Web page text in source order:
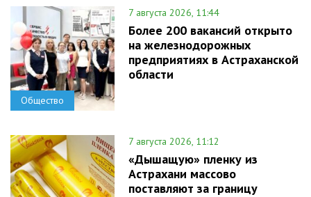
Общество
7 августа 2026, 11:44
Более 200 вакансий открыто
на железнодорожных
предприятиях в Астраханской
области
7 августа 2026, 11:12
«Дышащую» пленку из
Астрахани массово
поставляют за границу